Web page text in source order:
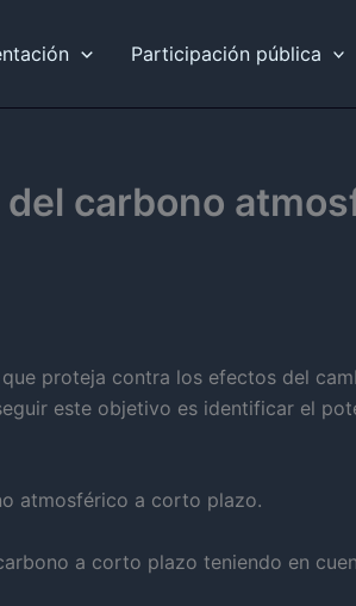
Participación pública
carbono
proteja contra los efectos del
este objetivo es identificar el
atmosférico a corto plazo.
a corto plazo teniendo en